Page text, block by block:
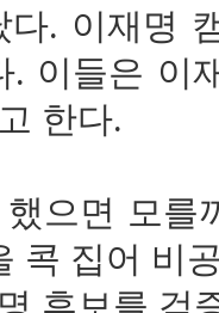
다. 이재명
. 이들은 이
한다.
으면 모를
콕 집어 비